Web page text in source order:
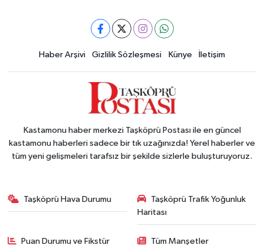
Haber Arşivi Gizlilik Sözleşmesi Künye İletişim
Kastamonu haber merkezi Taşköprü Postası ile en güncel
kastamonu haberleri sadece bir tık uzağınızda! Yerel haberler ve
tüm yeni gelişmeleri tarafsız bir şekilde sizlerle buluşturuyoruz.
Taşköprü Hava Durumu
Taşköprü Trafik Yoğunluk
Haritası
Puan Durumu ve Fikstür Tüm Manşetler